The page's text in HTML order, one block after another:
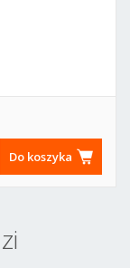
Do koszyka